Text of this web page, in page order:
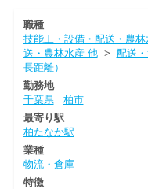
職種
技能工・設備・配送・農
送・農林水産 他> 配送
長距離）
勤務地
千葉県
柏市
最寄り駅
柏たなか駅
業種
物流・倉庫
特徴